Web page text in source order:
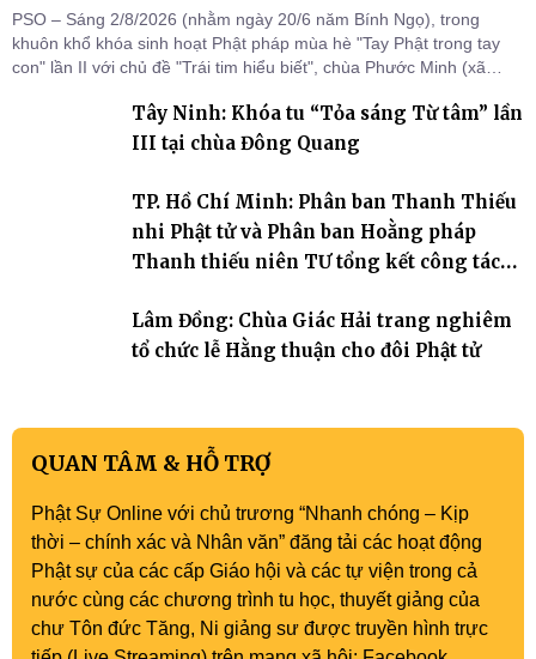
PSO – Sáng 2/8/2026 (nhằm ngày 20/6 năm Bính Ngọ), trong
khuôn khổ khóa sinh hoạt Phật pháp mùa hè "Tay Phật trong tay
con" lần II với chủ đề "Trái tim hiểu biết", chùa Phước Minh (xã
cho hơn 60 tu sinh.Tây Ninh: Khóa tu “Tỏa sáng Từ tâm” lần
III tại chùa Đông Quang
TP. Hồ Chí Minh: Phân ban Thanh Thiếu
nhi Phật tử và Phân ban Hoằng pháp
Thanh thiếu niên TƯ tổng kết công tác
Lâm Đồng: Chùa Giác Hải trang nghiêm
tổ chức lễ Hằng thuận cho đôi Phật tử
QUAN TÂM & HỖ TRỢ
Phật Sự Online với chủ trương “Nhanh chóng – Kịp
thời – chính xác và Nhân văn” đăng tải các hoạt động
Phật sự của các cấp Giáo hội và các tự viện trong cả
nước cùng các chương trình tu học, thuyết giảng của
chư Tôn đức Tăng, Ni giảng sư được truyền hình trực